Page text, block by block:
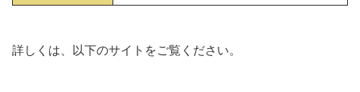
詳しくは、以下のサイトをご覧ください。